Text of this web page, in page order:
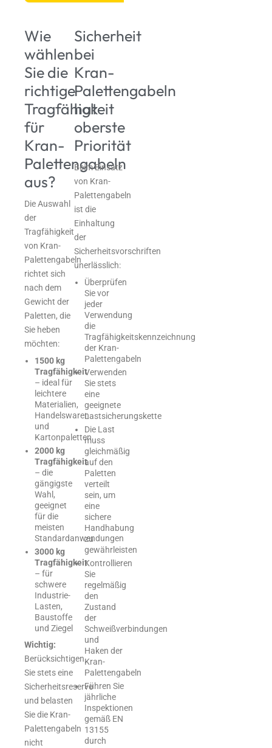
Wie
wählen
Sie die
richtige
Tragfähigkeit
für
Kran-
Palettengabeln
aus?
Die Auswahl
der
Tragfähigkeit
von Kran-
Palettengabeln
richtet sich
nach dem
Gewicht der
Paletten, die
Sie heben
möchten:
1500 kg
Tragfähigkeit
– ideal für
leichtere
Materialien,
Handelswaren
und
Kartonpaletten
2000 kg
Tragfähigkeit
– die
gängigste
Wahl,
geeignet
für die
meisten
Standardanwendungen
3000 kg
Tragfähigkeit
– für
schwere
Industrie-
Lasten,
Baustoffe
und Ziegel
Wichtig:
Berücksichtigen
Sie stets eine
Sicherheitsreserve
und belasten
Sie die Kran-
Palettengabeln
nicht
Sicherheit
bei
Kran-
Palettengabeln
hat
oberste
Priorität
Beim Einsatz
von Kran-
Palettengabeln
ist die
Einhaltung
der
Sicherheitsvorschriften
unerlässlich:
Überprüfen
Sie vor
jeder
Verwendung
die
Tragfähigkeitskennzeichnung
der Kran-
Palettengabeln
Verwenden
Sie stets
eine
geeignete
Lastsicherungskette
Die Last
muss
gleichmäßig
auf den
Paletten
verteilt
sein, um
eine
sichere
Handhabung
zu
gewährleisten
Kontrollieren
Sie
regelmäßig
den
Zustand
der
Schweißverbindungen
und
Haken der
Kran-
Palettengabeln
Führen Sie
jährliche
Inspektionen
gemäß EN
13155
durch